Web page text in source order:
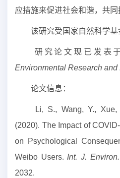
应措施来促进社会和谐，共同
该研究受国家自然科学基
研究论文现已发表
Environmental Research
论文信息：
Li, S., Wang, Y.,
(2020). The Impact of
on Psychological
Weibo Users. Int. J.
2032.